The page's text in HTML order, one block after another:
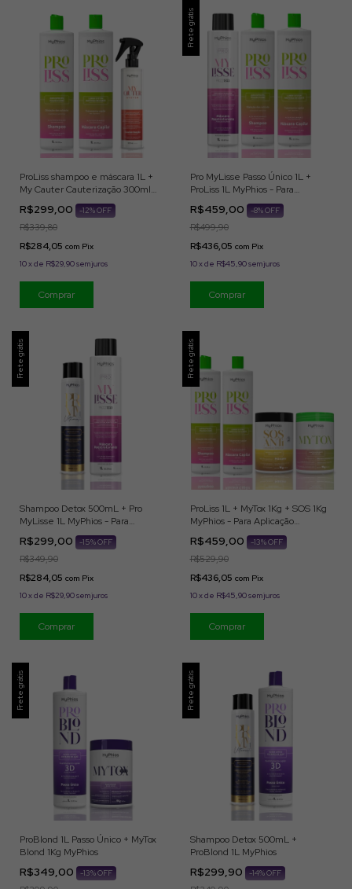
ProLiss shampoo e máscara 1L +
My Cauter Cauterização 300ml
MyPhios - Para Aplicação
Profissional
R$299,00 -12% OFF
R$339,80
R$284,05 com Pix
10xde R$29,90sem juros
Frete grátis
Pro MyLisse Passo Único 1L +
ProLiss 1L MyPhios - Para
Aplicação Profissional
R$459,00 -8% OFF
R$499,90
R$436,05 com Pix
10xde R$45,90sem juros
Frete grátis
Shampoo Detox 500mL + Pro
MyLisse 1L MyPhios - Para
Aplicação Profissional
R$299,00 -15% OFF
R$349,90
R$284,05 com Pix
10xde R$29,90sem juros
Frete grátis
ProLiss 1L + MyTox 1Kg + SOS 1Kg
MyPhios - Para Aplicação
R$459,00 -13% OFF
R$529,90
R$436,05 com Pix
10xde R$45,90sem juros
Frete grátis
ProBlond 1L Passo Único + MyTox
Blond 1Kg MyPhios
R$349,00 -13% OFF
Frete grátis
Shampoo Detox 500mL +
ProBlond 1L MyPhios
R$299,90 -14% OFF